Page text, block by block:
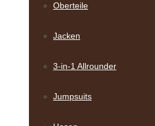
Oberteile
Jacken
3-in-1 Allrounder
Jumpsuits